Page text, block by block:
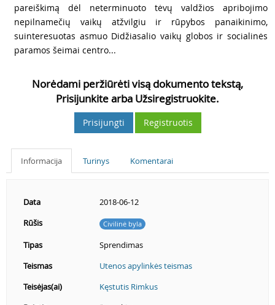
pareiškimą dėl neterminuoto tėvų valdžios apribojimo
nepilnamečių vaikų atžvilgiu ir rūpybos panaikinimo,
suinteresuotas asmuo Didžiasalio vaikų globos ir socialinės
paramos šeimai centro...
Norėdami peržiūrėti visą dokumento tekstą,
Prisijunkite arba Užsiregistruokite.
Prisijungti Registruotis
Informacija Turinys Komentarai
Data
2018-06-12
Rūšis
Civilinė byla
Tipas
Sprendimas
Teismas
Utenos apylinkės teismas
Teisėjas(ai)
Kęstutis Rimkus